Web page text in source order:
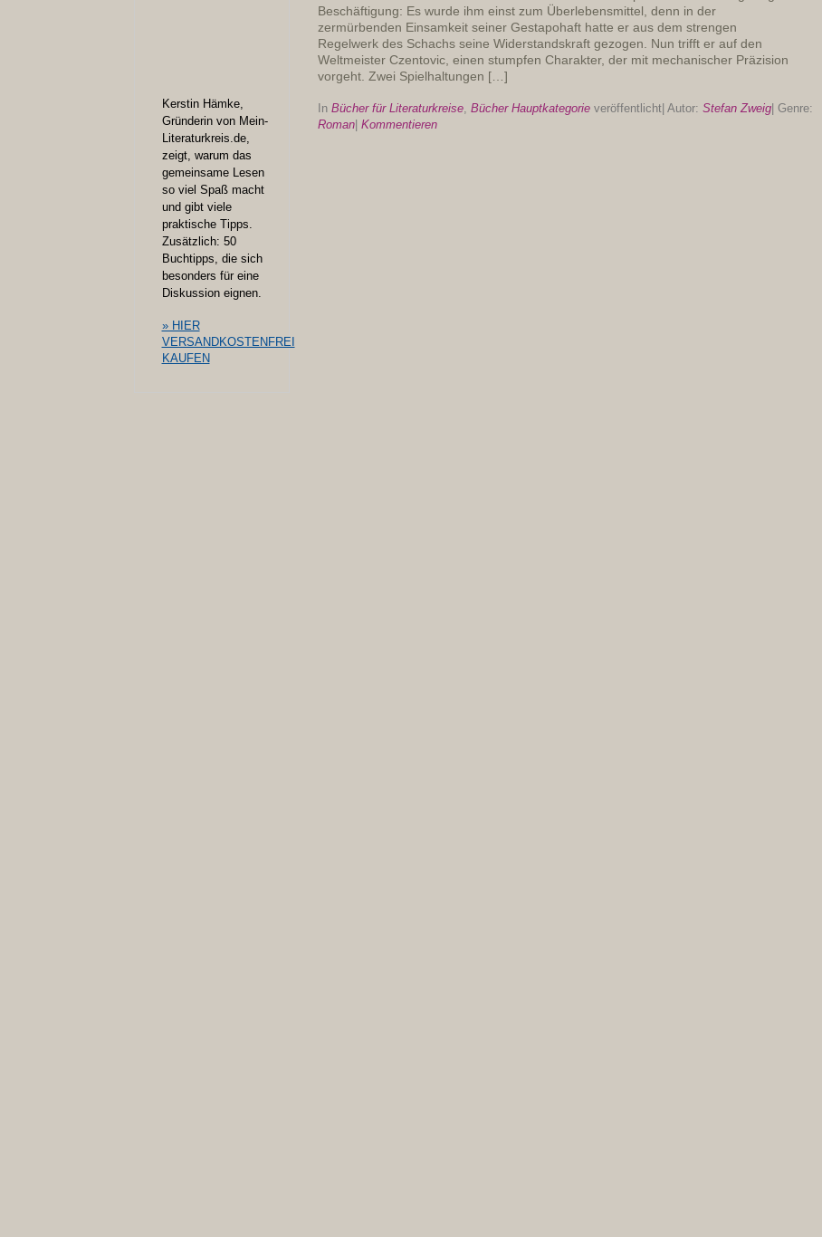
Beschäftigung: Es wurde ihm einst zum Überlebensmittel, denn in der
zermürbenden Einsamkeit seiner Gestapohaft hatte er aus dem strengen
Regelwerk des Schachs seine Widerstandskraft gezogen. Nun trifft er auf den
Weltmeister Czentovic, einen stumpfen Charakter, der mit mechanischer Präzision
vorgeht. Zwei Spielhaltungen […]
In Bücher für Literaturkreise, Bücher Hauptkategorieveröffentlicht| Autor: Stefan Zweig| Genre:
Roman| Kommentieren
Kerstin Hämke,
Gründerin von Mein-
Literaturkreis.de,
zeigt, warum das
gemeinsame Lesen
so viel Spaß macht
und gibt viele
praktische Tipps.
Zusätzlich: 50
Buchtipps, die sich
besonders für eine
Diskussion eignen.
» HIER
VERSANDKOSTENFREI
KAUFEN